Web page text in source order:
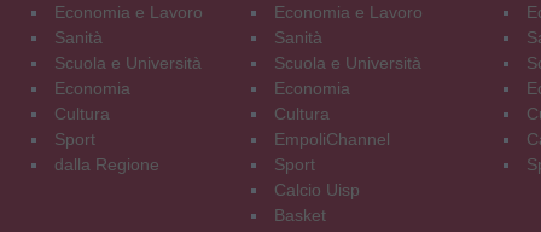
Economia e Lavoro
Sanità
Scuola e Università
Economia
Cultura
Sport
dalla Regione
Economia e Lavoro
Sanità
Scuola e Università
Economia
Cultura
EmpoliChannel
Sport
Calcio Uisp
Basket